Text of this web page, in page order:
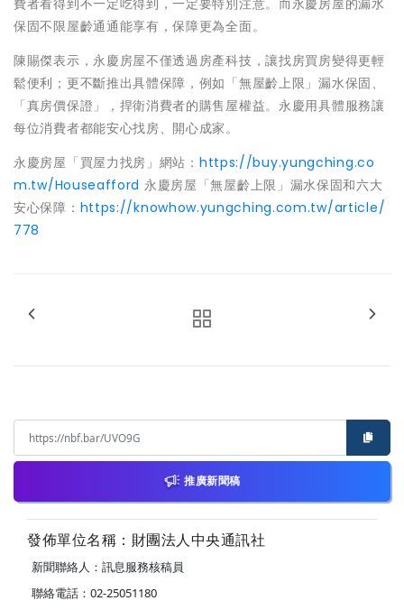
保固不限屋齡通通能享有，保障更為全面。
陳賜傑表示，永慶房屋不僅透過房產科技，讓找房買房變得更輕
鬆便利；更不斷推出具體保障，例如「無屋齡上限」漏水保固、
「真房價保證」，捍衛消費者的購售屋權益。永慶用具體服務讓
每位消費者都能安心找房、開心成家。
永慶房屋「買屋力找房」網站： https://buy.yungching.co
m.tw/Houseafford 永慶房屋「無屋齡上限」漏水保固和六大
安心保障： https://knowhow.yungching.com.tw/article/
778
推廣新聞稿
發佈單位名稱：財團法人中央通訊社
新聞聯絡人：訊息服務核稿員
聯絡電話：02-25051180